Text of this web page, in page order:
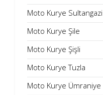
Moto Kurye Sultangazi
Moto Kurye Şile
Moto Kurye Şişli
Moto Kurye Tuzla
Moto Kurye Ümraniye